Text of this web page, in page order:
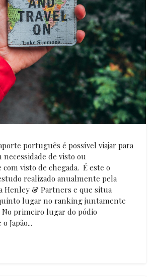
português é possível viajar para
necessidade de visto ou
visto de chegada. É este o
realizado anualmente pela
Henley & Partners e que situa
lugar no ranking juntamente
No primeiro lugar do pódio
Japão...